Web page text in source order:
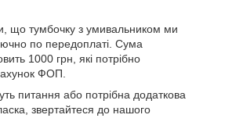
що тумбочку з умивальником ми
по передоплаті. Сума
1000 грн, які потрібно
ФОП.
питання або потрібна додаткова
звертайтеся до нашого